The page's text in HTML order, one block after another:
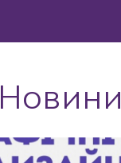
Новини